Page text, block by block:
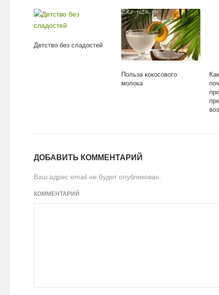
Детство без сладостей
Польза кокосового
молока
ДОБАВИТЬ КОММЕНТАРИЙ
Ваш адрес email не будет опубликован.
КОММЕНТАРИЙ